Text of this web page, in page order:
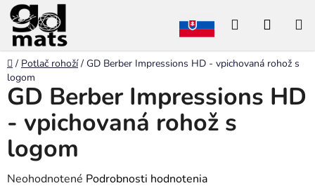
Prejsť
na
obsah
Hľadať
Domov
/ Potlač rohoží / GD Berber Impressions HD - vpichovaná rohož s
logom
GD Berber Impressions HD
- vpichovaná rohož s
logom
Priemerné
Neohodnotené Podrobnosti hodnotenia